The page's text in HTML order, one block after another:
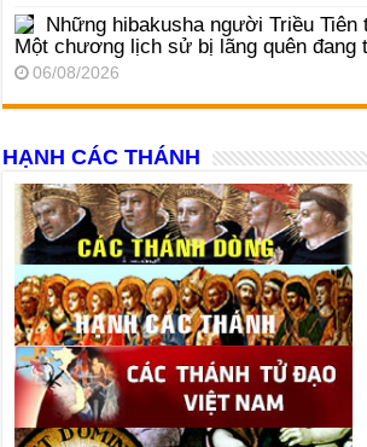
Những hibakusha người Triều Tiên
Một chương lịch sử bị lãng quên đang
06/08/2026
HẠNH CÁC THÁNH